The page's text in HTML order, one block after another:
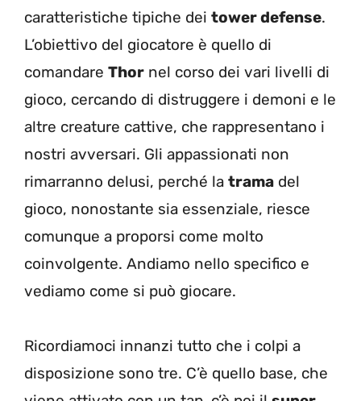
caratteristiche tipiche dei tower defense.
L’obiettivo del giocatore è quello di
comandare Thor nel corso dei vari livelli di
gioco, cercando di distruggere i demoni e le
altre creature cattive, che rappresentano i
nostri avversari. Gli appassionati non
rimarranno delusi, perché la trama del
gioco, nonostante sia essenziale, riesce
comunque a proporsi come molto
coinvolgente. Andiamo nello specifico e
vediamo come si può giocare.
Ricordiamoci innanzi tutto che i colpi a
disposizione sono tre. C’è quello base, che